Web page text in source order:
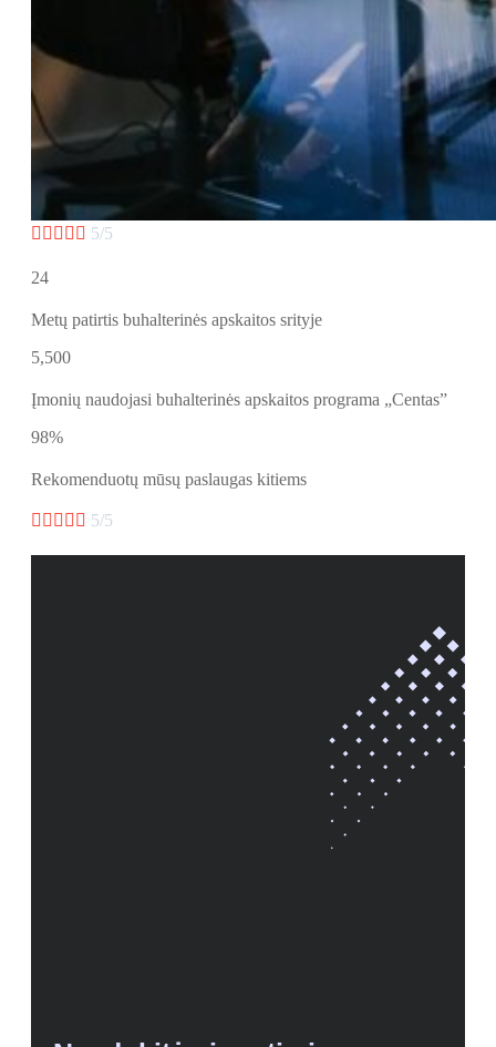
     5/5
24
Metų patirtis buhalterinės apskaitos srityje
5,500
Įmonių naudojasi buhalterinės apskaitos programa „Centas”
98%
Rekomenduotų mūsų paslaugas kitiems
     5/5